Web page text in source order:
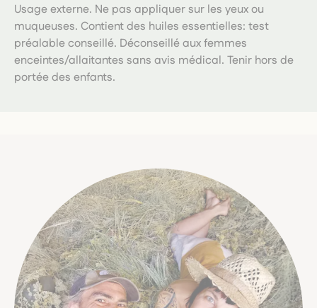
Usage externe. Ne pas appliquer sur les yeux ou
muqueuses. Contient des huiles essentielles: test
préalable conseillé. Déconseillé aux femmes
enceintes/allaitantes sans avis médical. Tenir hors de
portée des enfants.